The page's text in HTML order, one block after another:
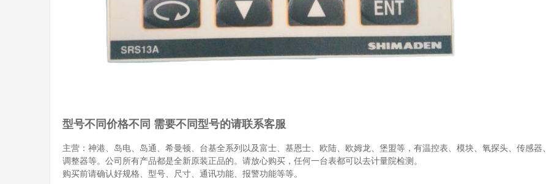
型号不同价格不同 需要不同型号的请联系客服
主营：神港、岛电、岛通、希曼顿、台基全系列以及富士、基恩士、欧陆、欧姆龙、堡盟等，有温控表、模块、氧探头、传感器、
调整器等。公司所有产品都是全新原装正品的。请放心购买，任何一台表都可以去计量院检测。
购买前请确认好规格、型号、尺寸、通讯功能、报警功能等等。